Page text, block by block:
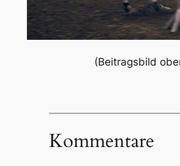
(Beitragsbild
Kommentare